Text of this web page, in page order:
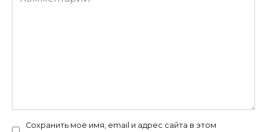
Сохранить моё имя, email и адрес сайта в этом